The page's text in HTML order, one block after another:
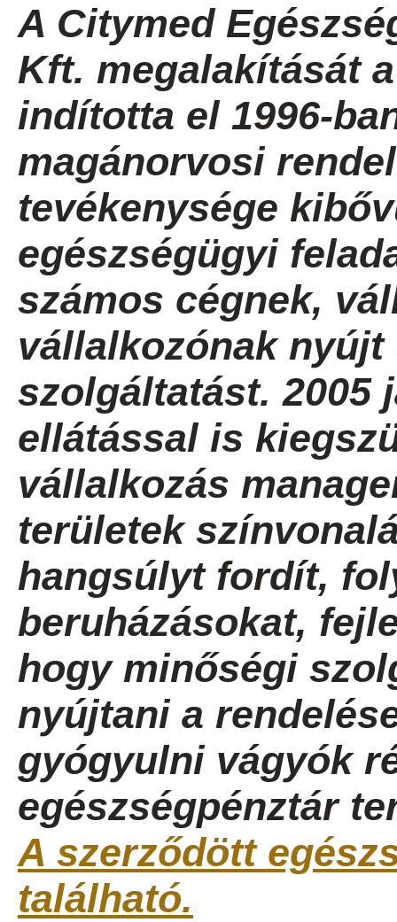
A Citymed
Kft. megalakítását
indította el 1996-
magánorvosi
tevékenysége
egészségügyi
számos cégnek,
vállalkozónak
szolgáltatást. 2005
ellátással is
vállalkozás
területek
hangsúlyt fordít,
beruházásokat,
hogy minőségi
nyújtani a
gyógyulni vágyók
egészségpénztár
A szerződött
található.